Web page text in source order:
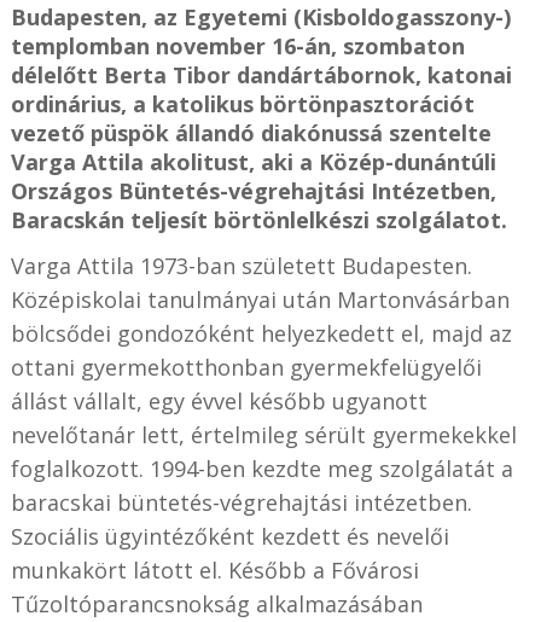
Budapesten, az Egyetemi (Kisboldogasszony-)
templomban november 16-án, szombaton
délelőtt Berta Tibor dandártábornok, katonai
ordinárius, a katolikus börtönpasztorációt
vezető püspök állandó diakónussá szentelte
Varga Attila akolitust, aki a Közép-dunántúli
Országos Büntetés-végrehajtási Intézetben,
Baracskán teljesít börtönlelkészi szolgálatot.
Varga Attila 1973-ban született Budapesten.
Középiskolai tanulmányai után Martonvásárban
bölcsődei gondozóként helyezkedett el, majd az
ottani gyermekotthonban gyermekfelügyelői
állást vállalt, egy évvel később ugyanott
nevelőtanár lett, értelmileg sérült gyermekekkel
foglalkozott. 1994-ben kezdte meg szolgálatát a
baracskai büntetés-végrehajtási intézetben.
Szociális ügyintézőként kezdett és nevelői
munkakört látott el. Később a Fővárosi
Tűzoltóparancsnokság alkalmazásában